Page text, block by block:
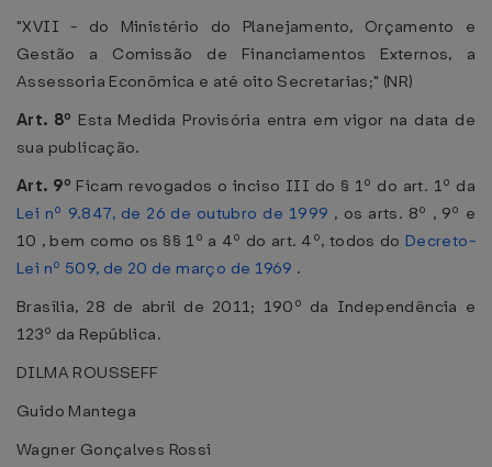
"XVII - do Ministério do Planejamento, Orçamento e
Gestão a Comissão de Financiamentos Externos, a
Assessoria Econômica e até oito Secretarias;" (NR)
Art. 8º Esta Medida Provisória entra em vigor na data de
sua publicação.
Art. 9º Ficam revogados o inciso III do § 1º do art. 1º da
Lei nº 9.847, de 26 de outubro de 1999 , os arts. 8º , 9º e
10 , bem como os §§ 1º a 4º do art. 4º, todos do Decreto-
Lei nº 509, de 20 de março de 1969 .
Brasília, 28 de abril de 2011; 190º da Independência e
123º da República.
DILMA ROUSSEFF
Guido Mantega
Wagner Gonçalves Rossi